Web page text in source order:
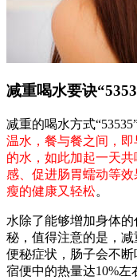
减重喝水要诀
减重的喝水方式
温水，餐与餐之间，
的水，如此加起一天共
感、促进肠胃蠕动等
瘦的健康又轻松。
水除了能够增加身体
秘，值得注意的是，
便秘症状，肠子会不
宿便中的热量达10%左